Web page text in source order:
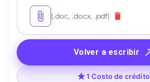
(.doc, .docx, .pdf)
Volver a escribir
1 Costo de crédito